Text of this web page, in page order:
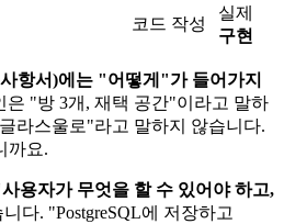
코드 작성
실제
구현
항서)에는 "어떻게"가 들어가지
은 "방 3개, 재택 공간"이라고 말하
라스울로"라고 말하지 않습니다.
까요.
용자가 무엇을 할 수 있어야 하고,
다. "PostgreSQL에 저장하고